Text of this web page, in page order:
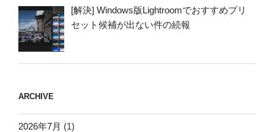
[解決] Windows版Lightroomでおすすめプリ
セット候補が出ない件の続報
ARCHIVE
2026年7月 (1)